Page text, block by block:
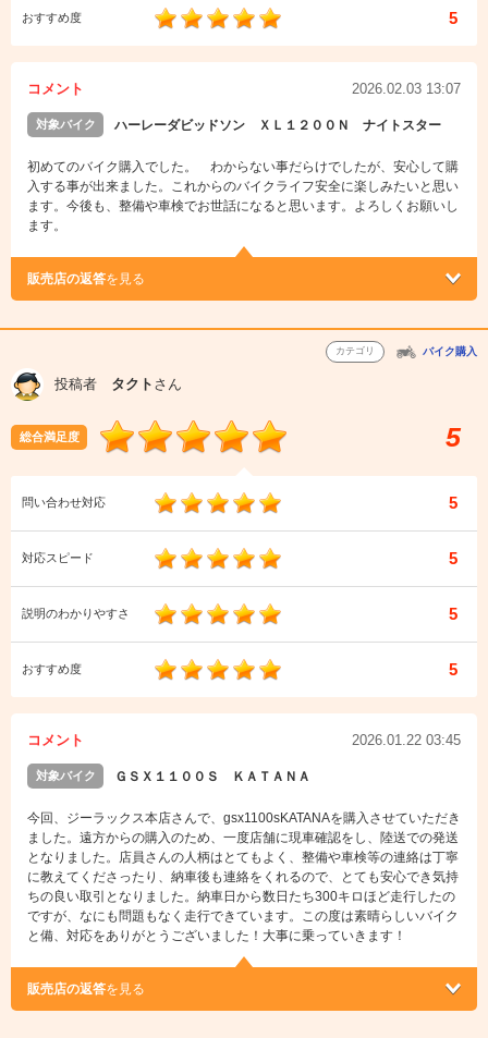
おすすめ度 5
コメント 2026.02.03 13:07
対象バイク ハーレーダビッドソン ＸＬ１２００Ｎ ナイトスター
初めてのバイク購入でした。 わからない事だらけでしたが、安心して購
入する事が出来ました。これからのバイクライフ安全に楽しみたいと思い
ます。今後も、整備や車検でお世話になると思います。よろしくお願いし
ます。
販売店の返答を見る
カテゴリ バイク購入
投稿者 タクト さん
総合満足度 5
問い合わせ対応 5
対応スピード 5
説明のわかりやすさ 5
おすすめ度 5
コメント 2026.01.22 03:45
対象バイク ＧＳＸ１１００Ｓ ＫＡＴＡＮＡ
今回、ジーラックス本店さんで、gsx1100sKATANAを購入させていただき
ました。遠方からの購入のため、一度店舗に現車確認をし、陸送での発送
となりました。店員さんの人柄はとてもよく、整備や車検等の連絡は丁寧
に教えてくださったり、納車後も連絡をくれるので、とても安心でき気持
ちの良い取引となりました。納車日から数日たち300キロほど走行したの
ですが、なにも問題もなく走行できています。この度は素晴らしいバイク
と備、対応をありがとうございました！大事に乗っていきます！
販売店の返答を見る